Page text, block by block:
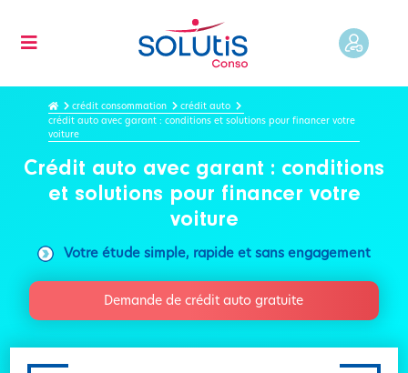
crédit consommation
crédit auto
crédit auto avec garant : conditions et solutions pour financer votre
voiture
Crédit auto avec garant : conditions
et solutions pour financer votre
voiture
Votre étude simple, rapide et sans engagement
Demande de crédit auto gratuite